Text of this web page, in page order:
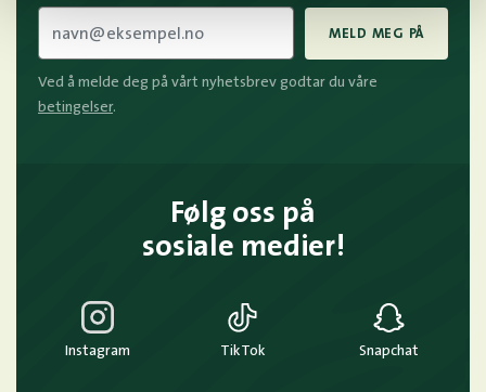
MELD MEG PÅ
Ved å melde deg på vårt nyhetsbrev godtar du våre
betingelser.
Følg oss på
sosiale medier!
Instagram TikTok Snapchat